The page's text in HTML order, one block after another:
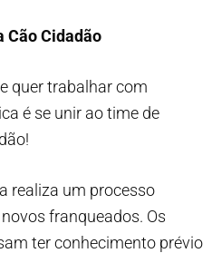
Cão Cidadão
quer trabalhar com
é se unir ao time de
realiza um processo
franqueados. Os
ter conhecimento prévio